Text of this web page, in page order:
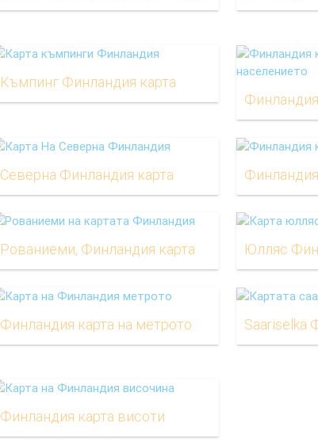
Къмпинг Финландия карта
Северна Финландия карта
Рованиеми, Финландия карта Юлляс
Финландия карта на метрото Saariselkä
Финландия карта висоти